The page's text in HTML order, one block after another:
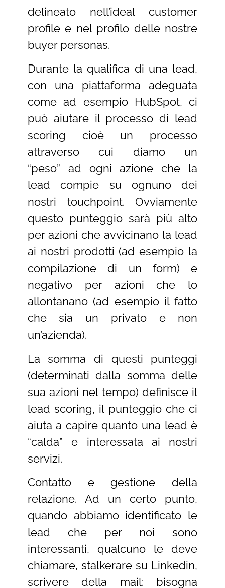
delineato nell’ideal customer
profile e nel profilo delle nostre
buyer personas.
Durante la qualifica di una lead,
con una piattaforma adeguata
come ad esempio HubSpot, ci
può aiutare il processo di lead
scoring cioè un processo
attraverso cui diamo un
“peso” ad ogni azione che la
lead compie su ognuno dei
nostri touchpoint. Ovviamente
questo punteggio sarà più alto
per azioni che avvicinano la lead
ai nostri prodotti (ad esempio la
compilazione di un form) e
negativo per azioni che lo
allontanano (ad esempio il fatto
che sia un privato e non
un’azienda).
La somma di questi punteggi
(determinati dalla somma delle
sua azioni nel tempo) definisce il
lead scoring, il punteggio che ci
aiuta a capire quanto una lead è
“calda” e interessata ai nostri
servizi.
Contatto e gestione della
relazione. Ad un certo punto,
quando abbiamo identificato le
lead che per noi sono
interessanti, qualcuno le deve
chiamare, stalkerare su Linkedin,
scrivere della mail: bisogna